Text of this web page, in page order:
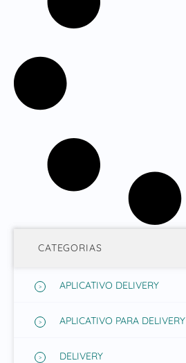
CATEGORIAS
APLICATIVO DELIVERY
APLICATIVO PARA DELIVERY
DELIVERY